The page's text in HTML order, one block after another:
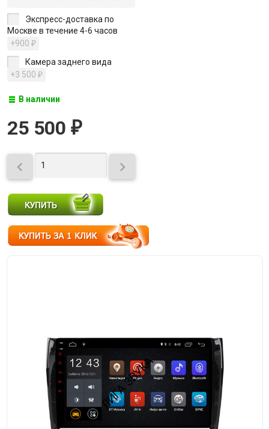
Экспресс-доставка по
Москве в течение 4-6 часов
+900 ₽
Камера заднего вида
+3 500 ₽
В наличии
25 500 ₽
 